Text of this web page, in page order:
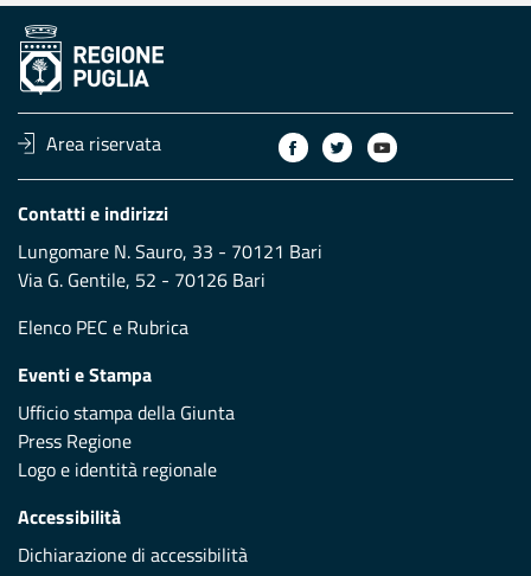
Area riservata
Contatti e indirizzi
Lungomare N. Sauro, 33 - 70121 Bari
Via G. Gentile, 52 - 70126 Bari
Elenco PEC e Rubrica
Eventi e Stampa
Ufficio stampa della Giunta
Press Regione
Logo e identità regionale
Accessibilità
Dichiarazione di accessibilità